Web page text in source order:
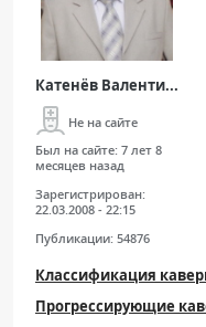
Катенёв Валенти...
Не на сайте
Был на сайте: 7 лет 8
месяцев назад
Зарегистрирован:
22.03.2008 - 22:15
Публикации: 54876
Классификация
Прогрессирующие